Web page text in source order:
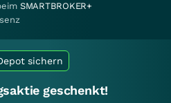
SMARTBROKER+
sichern
geschenkt!